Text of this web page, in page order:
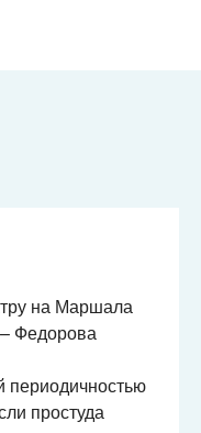
на Маршала
Федорова
периодичностью
простуда